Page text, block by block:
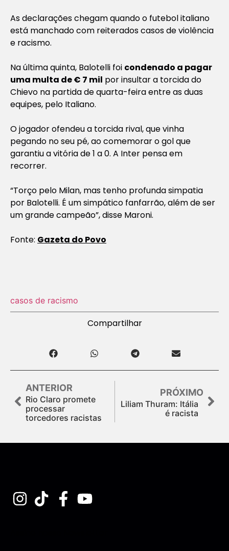
As declarações chegam quando o futebol italiano
está manchado com reiterados casos de violência
e racismo.
Na última quinta, Balotelli foi condenado a pagar
uma multa de € 7 mil por insultar a torcida do
Chievo na partida de quarta-feira entre as duas
equipes, pelo Italiano.
O jogador ofendeu a torcida rival, que vinha
pegando no seu pé, ao comemorar o gol que
garantiu a vitória de 1 a 0. A Inter pensa em
recorrer.
“Torço pelo Milan, mas tenho profunda simpatia
por Balotelli. É um simpático fanfarrão, além de ser
um grande campeão”, disse Maroni.
Fonte: Gazeta do Povo
casos de racismo
Compartilhar
ANTERIOR
Rio Claro promete
processar
torcedores racistas
PRÓXIMO
Liliam Thuram: Itália
é racista